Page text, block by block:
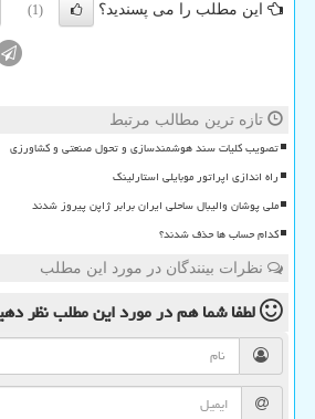
این مطلب را می پسندید؟ (1)
تازه ترین مطالب مرتبط
تصویب کلیات سند هوشمندسازی و تحول صنعتی و کشاورزی
راه اندازی اپراتور موبایلی استارلینک
ملی پوشان والیبال ساحلی ایران برابر ژاپن پیروز شدند
کدام حساب ها حذف شدند؟
نظرات بینندگان در مورد این مطلب
لطفا شما همدر مورد این مطلبنظر